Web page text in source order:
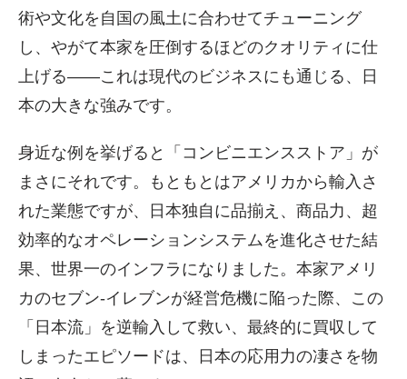
術や文化を自国の風土に合わせてチューニング
し、やがて本家を圧倒するほどのクオリティに仕
上げる――これは現代のビジネスにも通じる、日
本の大きな強みです。
身近な例を挙げると「コンビニエンスストア」が
まさにそれです。もともとはアメリカから輸入さ
れた業態ですが、日本独自に品揃え、商品力、超
効率的なオペレーションシステムを進化させた結
果、世界一のインフラになりました。本家アメリ
カのセブン-イレブンが経営危機に陥った際、この
「日本流」を逆輸入して救い、最終的に買収して
しまったエピソードは、日本の応用力の凄さを物